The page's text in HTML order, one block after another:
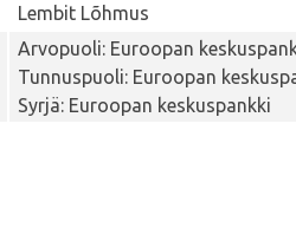
Lembit Lõhmus
Arvopuoli: Euroopan
Tunnuspuoli: Euroopan
Syrjä: Euroopan keskuspankki